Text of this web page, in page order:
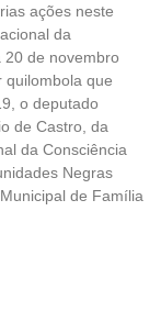
ações neste
da
20 de novembro
quilombola que
o deputado
de Castro, da
da Consciência
Negras
de Família